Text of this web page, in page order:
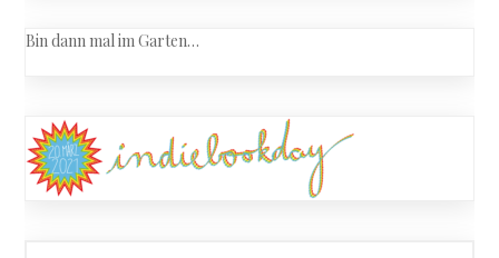
Bin dann mal im Garten…